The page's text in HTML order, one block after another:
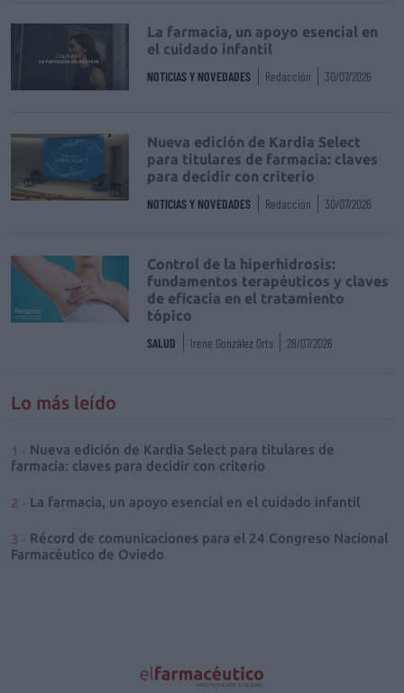
La farmacia, un apoyo esencial en
el cuidado infantil
NOTICIAS Y NOVEDADES Redacción 30/07/2026
Nueva edición de Kardia Select
para titulares de farmacia: claves
para decidir con criterio
NOTICIAS Y NOVEDADES Redacción 30/07/2026
Control de la hiperhidrosis:
fundamentos terapéuticos y claves
de eficacia en el tratamiento
tópico
SALUD Irene González Orts 28/07/2026
Lo más leído
Nueva edición de Kardia Select para titulares de
farmacia: claves para decidir con criterio
La farmacia, un apoyo esencial en el cuidado infantil
Récord de comunicaciones para el 24 Congreso Nacional
Farmacéutico de Oviedo